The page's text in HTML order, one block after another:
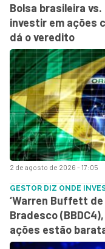
2 de agosto de 2026 - 17:05
Bolsa brasileira vs.
investir em ações
dá o veredito
GESTOR DIZ ONDE
‘Warren Buffett
Bradesco
ações estão